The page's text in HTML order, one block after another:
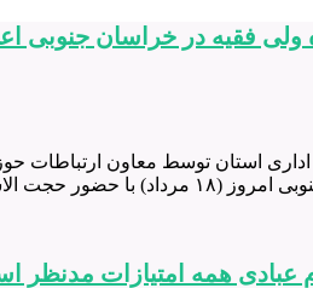
ولی فقیه در خراسان جنوبی
فقیه خراسان جنوبی امروز (۱۸ مرداد) در شورای
دفتر مقام معظم …
همه امتیازات مدنظر